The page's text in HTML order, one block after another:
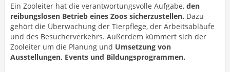
Ein Zooleiter hat die verantwortungsvolle Aufgabe, den
reibungslosen Betrieb eines Zoos sicherzustellen. Dazu
gehört die Überwachung der Tierpflege, der Arbeitsabläufe
und des Besucherverkehrs. Außerdem kümmert sich der
Zooleiter um die Planung und Umsetzung von
Ausstellungen, Events und Bildungsprogrammen.